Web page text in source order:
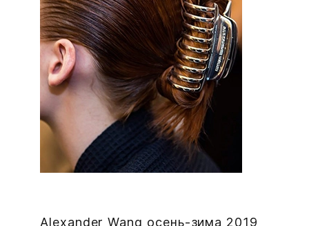
Alexander Wang осень-зима 2019